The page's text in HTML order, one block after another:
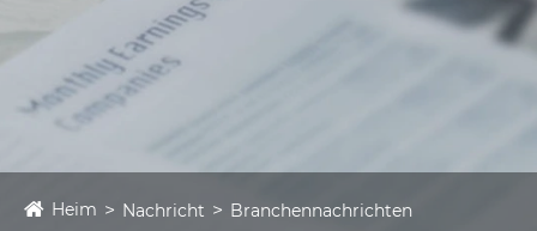
Heim Nachricht Branchennachrichten